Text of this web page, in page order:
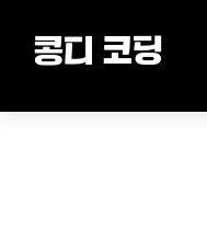
content콩디 코딩